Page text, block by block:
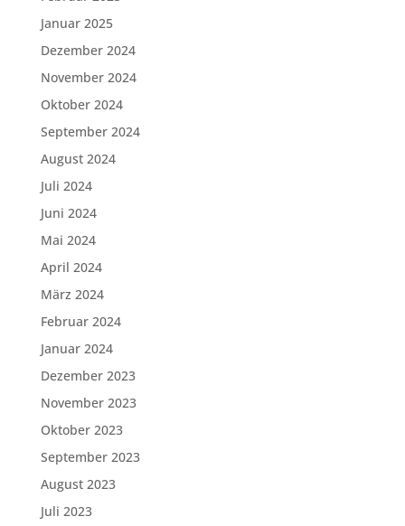
Januar 2025
Dezember 2024
November 2024
Oktober 2024
September 2024
August 2024
Juli 2024
Juni 2024
Mai 2024
April 2024
März 2024
Februar 2024
Januar 2024
Dezember 2023
November 2023
Oktober 2023
September 2023
August 2023
Juli 2023